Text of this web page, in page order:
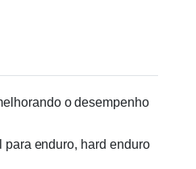
o desempenho
enduro, hard enduro